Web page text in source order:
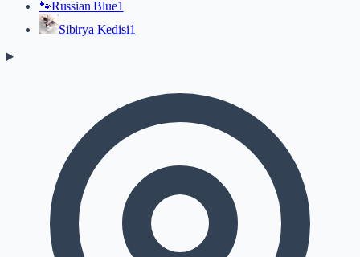
🐾Russian Blue1
Sibirya Kedisi1